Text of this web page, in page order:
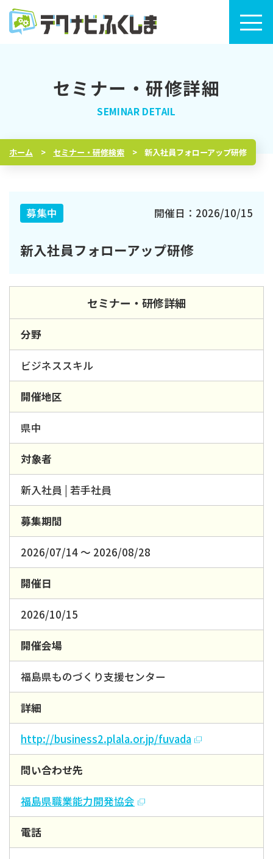
トップページ
セミナー・研修カレンダー
テクナビふくしまについて
セミナー・研修詳細
ホーム セミナー・研修検索 新入社員フォローアップ研修
開催日：2026/10/15
募集中
新入社員フォローアップ研修
セミナー・研修詳細
分野
ビジネススキル
開催地区
県中
対象者
新入社員 | 若手社員
募集期間
2026/07/14 ～ 2026/08/28
開催日
2026/10/15
開催会場
福島県ものづくり支援センター
詳細
http://business2.plala.or.jp/fuvada
問い合わせ先
福島県職業能力開発協会
電話